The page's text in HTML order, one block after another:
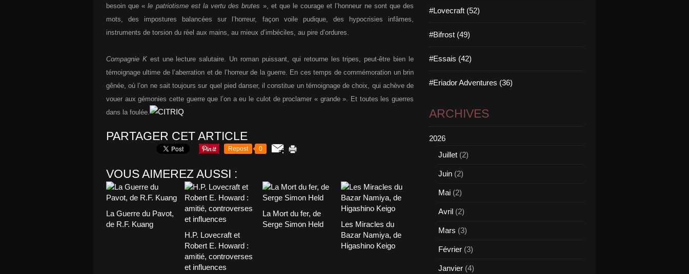
besoin que «le patriotisme est la vertu des brutes », et que le courage et l’honneur ne sont que des
mots, des impostures balancées sur l’horreur, façon voile pudique, des hypocrisies infâmes,
instruments de torsion du réel aux mains, au mieux d’imbéciles, au pire d’ordures.
Compagnie K est une lecture salutaire. Un roman puissant, qui retourne les tripes, peut-être bien le
témoignage ultime de l’aberration et de l’horreur de la guerre. En ces temps de commémoration un brin
gênée, où l’on ne sait toujours sur quel pied danser, il constitue un témoignage de choix, qui achève de
vouer aux gémonies cette guerre que l’on a eu le culot de proclamer « grande ». Et toutes les guerres
dans la foulée.
PARTAGER CET ARTICLE
Repost 0
VOUS AIMEREZ AUSSI :
La Guerre du Pavot,
de R.F. Kuang
H.P. Lovecraft et
Robert E. Howard :
amitié, controverses
et influences
La Mort du fer, de
Serge Simon Held
Les Miracles du
Bazar Namiya, de
Higashino Keigo
#Lovecraft (52)
#Bifrost (49)
#Essais (42)
#Eriador Adventures (36)
ARCHIVES
2026
Juillet (2)
Juin (2)
Mai (2)
Avril (2)
Mars (3)
Février (3)
Janvier (4)